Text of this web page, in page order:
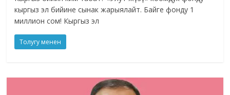
кыргыз эл бийине сынак жарыялайт. Байге фонду 1
миллион сом! Кыргыз эл
Толугу менен